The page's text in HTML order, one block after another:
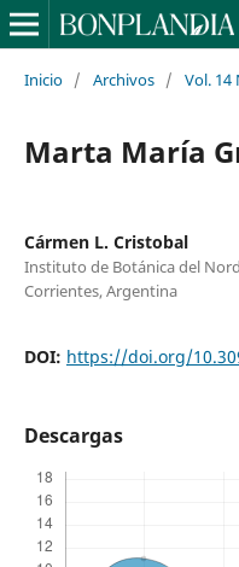
Inicio / Archivos / Vol. 14
Marta María
Cármen L. Cristobal
Instituto de Botánica del
Corrientes, Argentina
DOI: https://doi.org/
Descargas